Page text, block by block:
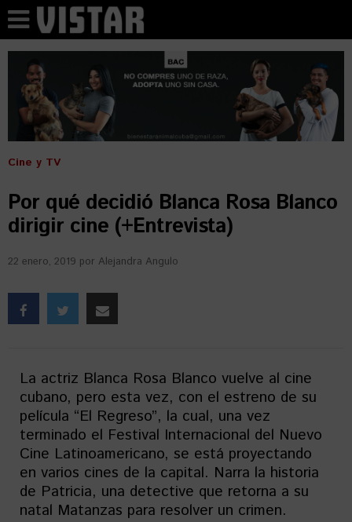
Cine y TV
Por qué decidió Blanca Rosa Blanco
dirigir cine (+Entrevista)
22 enero, 2019 por Alejandra Angulo
La actriz Blanca Rosa Blanco vuelve al cine
cubano, pero esta vez, con el estreno de su
película “El Regreso”, la cual, una vez
terminado el Festival Internacional del Nuevo
Cine Latinoamericano, se está proyectando
en varios cines de la capital. Narra la historia
de Patricia, una detective que retorna a su
natal Matanzas para resolver un crimen.